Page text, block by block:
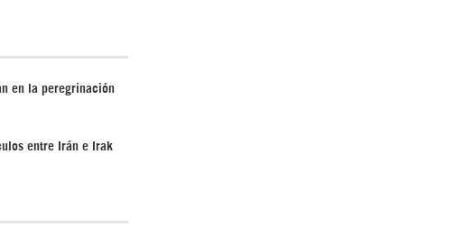
en la peregrinación
entre Irán e Irak